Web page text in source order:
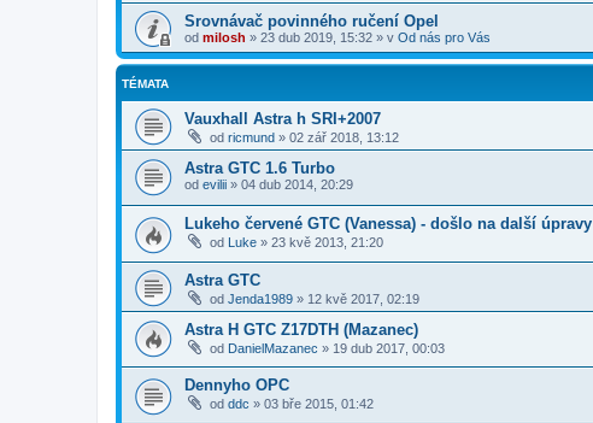
Srovnávač povinného ručení Opel
od milosh » 23 dub 2019, 15:32 » v Od nás pro Vás
TÉMATA
Vauxhall Astra h SRI+2007
od ricmund » 02 zář 2018, 13:12
Astra GTC 1.6 Turbo
od evilii » 04 dub 2014, 20:29
Lukeho červené GTC (Vanessa) - došlo na další úpravy
od Luke » 23 kvě 2013, 21:20
Astra GTC
od Jenda1989 » 12 kvě 2017, 02:19
Astra H GTC Z17DTH (Mazanec)
od DanielMazanec » 19 dub 2017, 00:03
Dennyho OPC
od ddc » 03 bře 2015, 01:42